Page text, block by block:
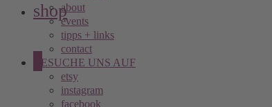
shopabout
events
tipps + links
contact
BESUCHE UNS AUF
etsy
instagram
facebook